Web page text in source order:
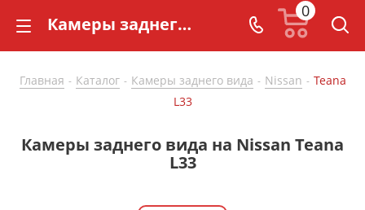
Камеры заднего вида на Nissan Teana L33 купить по доступной цене - CarBaza
0
Главная - Каталог - Камеры заднего вида - Nissan - Teana
L33
Камеры заднего вида на Nissan Teana
L33